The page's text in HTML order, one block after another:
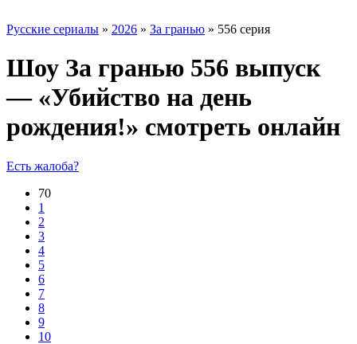
Русские сериалы » 2026 » За гранью » 556 серия
Шоу За гранью 556 выпуск
— «Убийство на день
рождения!» смотреть онлайн
Есть жалоба?
70
1
2
3
4
5
6
7
8
9
10